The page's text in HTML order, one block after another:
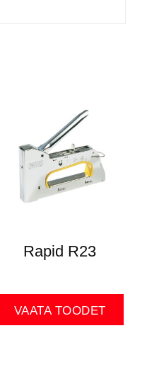
Rapid R23
VAATA TOODET